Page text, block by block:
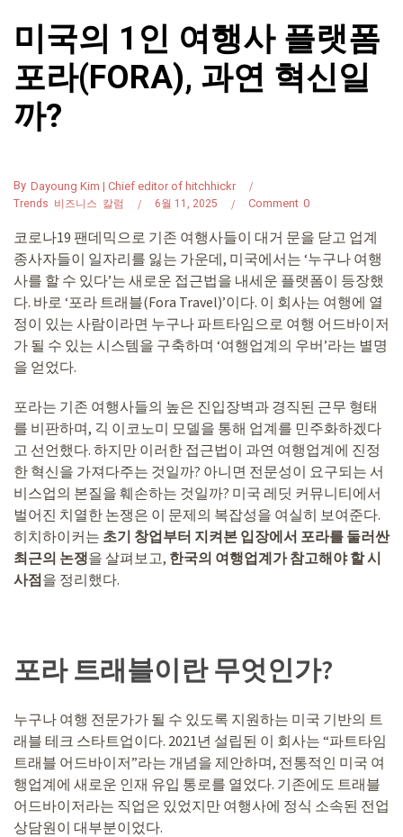
미국의 1인 여행사 플랫폼
포라(FORA), 과연 혁신일
까?
By Dayoung Kim | Chief editor of hitchhickr
Trends 비즈니스 칼럼 6월 11, 2025 0
Comment
코로나19 팬데믹으로 기존 여행사들이 대거 문을 닫고 업계
종사자들이 일자리를 잃는 가운데, 미국에서는 ‘누구나 여행
사를 할 수 있다’는 새로운 접근법을 내세운 플랫폼이 등장했
다. 바로 ‘포라 트래블(Fora Travel)’이다. 이 회사는 여행에 열
정이 있는 사람이라면 누구나 파트타임으로 여행 어드바이저
가 될 수 있는 시스템을 구축하며 ‘여행업계의 우버’라는 별명
을 얻었다.
포라는 기존 여행사들의 높은 진입장벽과 경직된 근무 형태
를 비판하며, 긱 이코노미 모델을 통해 업계를 민주화하겠다
고 선언했다. 하지만 이러한 접근법이 과연 여행업계에 진정
한 혁신을 가져다주는 것일까? 아니면 전문성이 요구되는 서
비스업의 본질을 훼손하는 것일까? 미국 레딧 커뮤니티에서
벌어진 치열한 논쟁은 이 문제의 복잡성을 여실히 보여준다.
히치하이커는 초기 창업부터 지켜본 입장에서 포라를 둘러싼
최근의 논쟁을 살펴보고, 한국의 여행업계가 참고해야 할 시
사점을 정리했다.
포라 트래블이란 무엇인가?
누구나 여행 전문가가 될 수 있도록 지원하는 미국 기반의 트
래블 테크 스타트업이다. 2021년 설립된 이 회사는 “파트타임
트래블 어드바이저”라는 개념을 제안하며, 전통적인 미국 여
행업계에 새로운 인재 유입 통로를 열었다. 기존에도 트래블
어드바이저라는 직업은 있었지만 여행사에 정식 소속된 전업
상담원이 대부분이었다.